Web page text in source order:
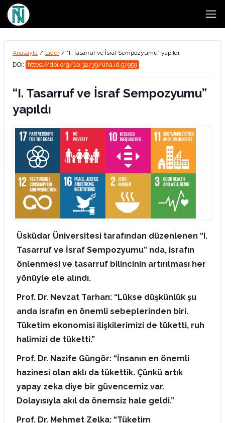
Anasayfa / Lider / “I. Tasarruf ve İsraf Sempozyumu” yapıldı
DOI:
https://doi.org/10.32739/uha.id.57959
“I. Tasarruf ve İsraf Sempozyumu”
yapıldı
Üsküdar Üniversitesi tarafından düzenlenen “I.
Tasarruf ve İsraf Sempozyumu” nda, israfın
önlenmesi ve tasarruf bilincinin artırılması her
yönüyle ele alındı.
Prof. Dr. Nevzat Tarhan: “Lükse düşkünlük şu
anda israfın en önemli sebeplerinden biri.
Tüketim ekonomisi ilişkilerimizi de tüketti, ruh
halimizi de tüketti.”
Prof. Dr. Nazife Güngör: “İnsanın en önemli
hazinesi olan aklı da tükettik. Çünkü artık
yapay zeka diye bir güvencemiz var.
Dolayısıyla akıl da önemsiz hale geldi.”
Prof. Dr. Mehmet Zelka: “Tüketim